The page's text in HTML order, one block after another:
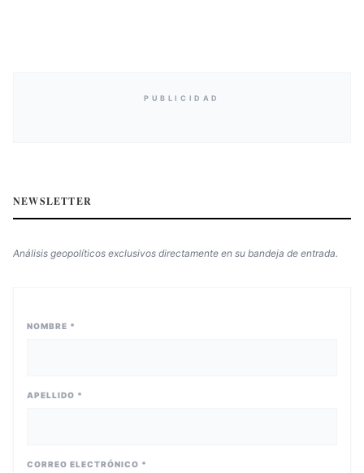
PUBLICIDAD
NEWSLETTER
Análisis geopolíticos exclusivos directamente en su bandeja de entrada.
NOMBRE *
APELLIDO *
CORREO ELECTRÓNICO *